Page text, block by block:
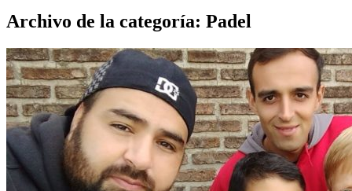
Archivo de la categoría: Padel